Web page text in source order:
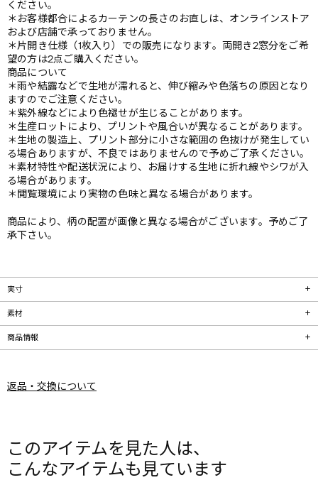
ください。
＊お客様都合によるカーテンの長さのお直しは、オンラインストア
および店舗で承っておりません。
＊片開き仕様（1枚入り）での販売になります。両開き2窓分をご希
望の方は2点ご購入ください。
商品について
＊雨や結露などで生地が濡れると、伸び縮みや色落ちの原因となり
ますのでご注意ください。
＊紫外線などにより色褪せが生じることがあります。
＊生産ロットにより、プリントや風合いが異なることがあります。
＊生地の製造上、プリント部分に小さな範囲の色抜けが発生してい
る場合ありますが、不良ではありませんので予めご了承ください。
＊素材特性や配送状況により、お届けする生地に折れ線やシワが入
る場合があります。
＊閲覧環境により実物の色味と異なる場合があります。
商品により、柄の配置が画像と異なる場合がございます。予めご了
承下さい。
実寸
素材
商品情報
返品・交換について
このアイテムを見た人は、
こんなアイテムも見ています